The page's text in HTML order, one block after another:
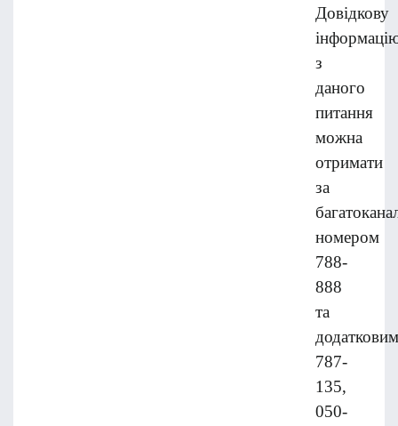
Довідкову
з
даного
питання
можна
отримати
за
номером
788-
888
та
787-
135,
050-